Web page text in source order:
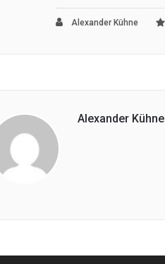
Alexander Kühne
Alexander Kühne